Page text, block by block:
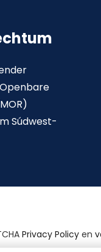
Súdwest-
Privacy Policyen